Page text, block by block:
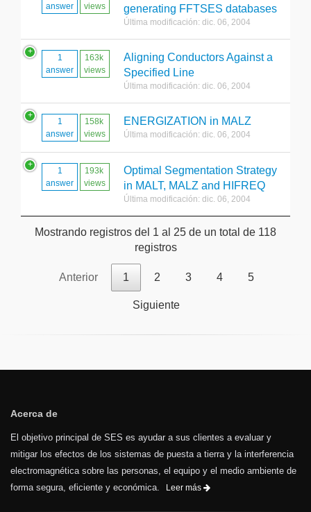
answer
views
generating FFTSES databases
Última modificación: dic. 06, 2004
1
answer
163k
views
Aligning Conductors Against a
Specified Line
Última modificación: dic. 06, 2004
1
answer
158k
views
ENERGIZATION in MALZ
Última modificación: dic. 06, 2004
1
answer
193k
views
Optimal Segmentation Strategy
in MALT, MALZ and HIFREQ
Última modificación: dic. 06, 2004
Mostrando registros del 1 al 25 de un total de 118
registros
Anterior 1 2 3 4 5
Siguiente
Acerca de
El objetivo principal de SES es ayudar a sus clientes a evaluar y
mitigar los efectos de los sistemas de puesta a tierra y la interferencia
electromagnética sobre las personas, el equipo y el medio ambiente de
forma segura, eficiente y económica.
Leer más